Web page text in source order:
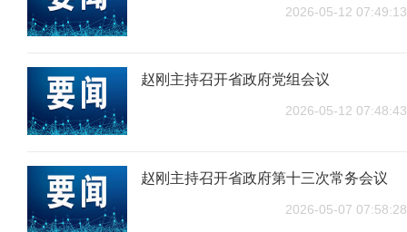
2026-05-12 07:49:13
赵刚主持召开省政府党组会议
2026-05-12 07:48:43
赵刚主持召开省政府第十三次常务会议
2026-05-07 07:58:28